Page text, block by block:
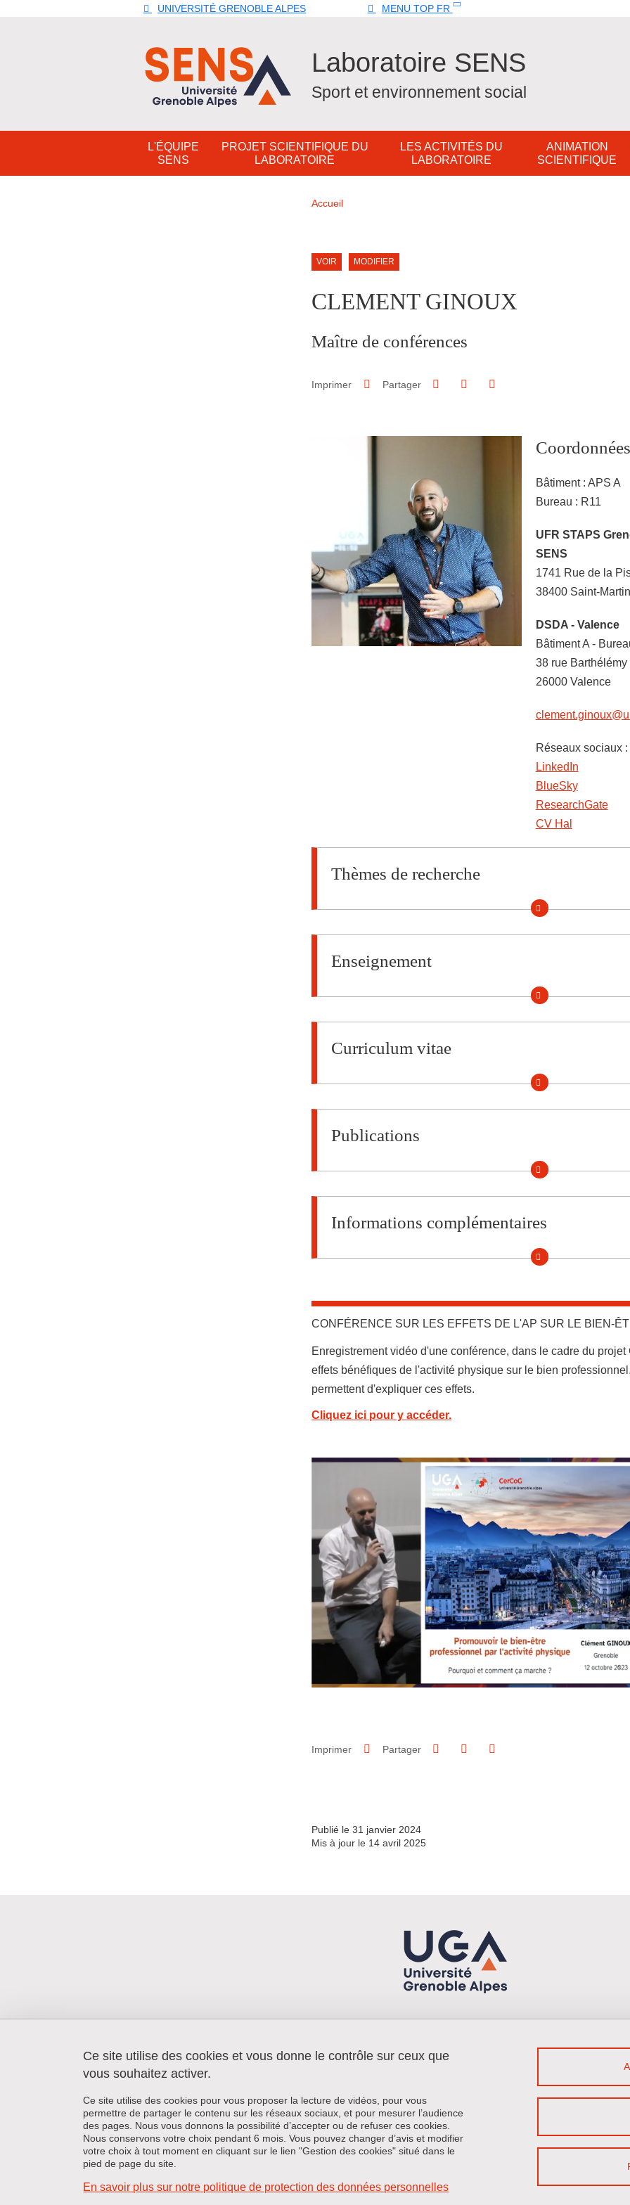
UNIVERSITÉ GRENOBLE ALPES Top
MENU TOP FR
Laboratoire SENS
Sport et environnement social
Navigation principale
L'ÉQUIPE
SENS
PROJET SCIENTIFIQUE DU
LABORATOIRE
LES ACTIVITÉS DU
LABORATOIRE
ANIMATION
SCIENTIFIQUE
Fil d'Ariane
Accueil
Navigation principale Sidebar (users/bibcite)
Onglets principaux
VOIR MODIFIER
CLEMENT GINOUX
Maître de conférences
Imprimer Partager Partager sur Facebook
Partager sur LinkedIn
Coordonnées
Bâtiment : APS A
Bureau : R11
Adresse
UFR STAPS
SENS
1741 Rue de la
38400 Saint-
Autre lieu de travail
DSDA - Valence
Bâtiment A -
38 rue Barthélémy
26000 Valence
Réseaux sociaux :
Réseaux sociaux
LinkedIn
BlueSky
ResearchGate
CV Hal
Thèmes de recherche
Enseignement
Curriculum vitae
Publications
Informations complémentaires
CONFÉRENCE SUR LES EFFETS DE L'AP SUR LE BIEN-
Enregistrement vidéo d'une conférence, dans le cadre du
effets bénéfiques de l'activité physique sur le bien
permettent d'expliquer ces effets.
Cliquez ici pour y accéder.
Imprimer Partager Partager sur Facebook
Partager sur LinkedIn
Publié le 31 janvier 2024
Mis à jour le 14 avril 2025
UFR STAPS - Laboratoire SENS
1741 rue de la Piscine
Menu footer
Contact
Mentions légales
Données personnelles
Politique des cookies
Se connecter
Ce site utilise des cookies et vous donne le contrôle sur ceux que
vous souhaitez activer.
Ce site utilise des cookies pour vous proposer la lecture de vidéos, pour vous
permettre de partager le contenu sur les réseaux sociaux, et pour mesurer l’audience
des pages. Nous vous donnons la possibilité d’accepter ou de refuser ces cookies.
Nous conservons votre choix pendant 6 mois. Vous pouvez changer d’avis et modifier
votre choix à tout moment en cliquant sur le lien "Gestion des cookies" situé dans le
pied de page du site.
En savoir plus sur notre politique de protection des données personnelles